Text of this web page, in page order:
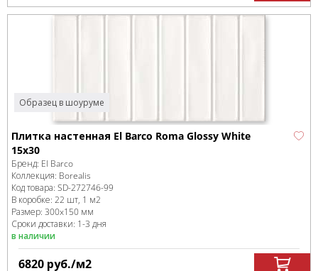
Образец в шоуруме
Плитка настенная El Barco Roma Glossy White
15x30
Бренд: El Barco
Коллекция: Borealis
Код товара: SD-272746-99
В коробке: 22 шт, 1 м2
Размер: 300x150 мм
Сроки доставки: 1-3 дня
в наличии
6820 руб./м2